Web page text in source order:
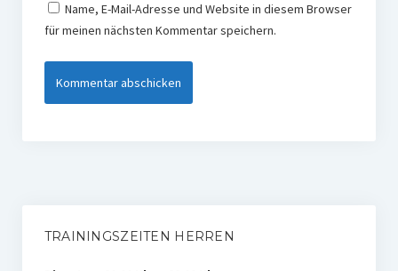
Name, E-Mail-Adresse und Website in diesem Browser
für meinen nächsten Kommentar speichern.
TRAININGSZEITEN HERREN